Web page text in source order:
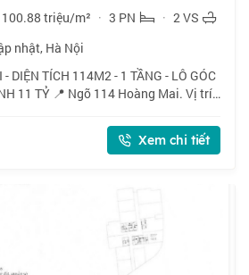
100.88 triệu/m² · 3 PN · 2 VS
nhật, Hà Nội
DIỆN TÍCH 114M2 - 1 TẦNG - LÔ GÓC
11 TỶ 📍 Ngõ 114 Hoàng Mai. Vị trí
Tân Ma
Xem chi tiết